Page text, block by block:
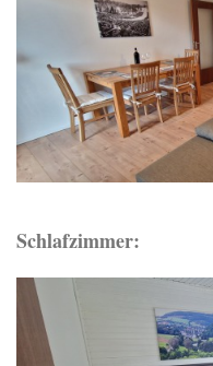
Schlafzimmer: